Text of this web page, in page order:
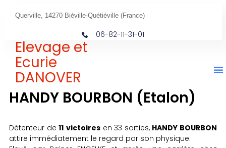
Querville, 14270 Biéville-Quétiéville (France)
06-82-11-31-01
Elevage et
Ecurie
DANOVER
HANDY BOURBON (Etalon)
Détenteur de11 victoiresen 33 sorties, HANDY BOURBON
attire immédiatement le regard par son physique.